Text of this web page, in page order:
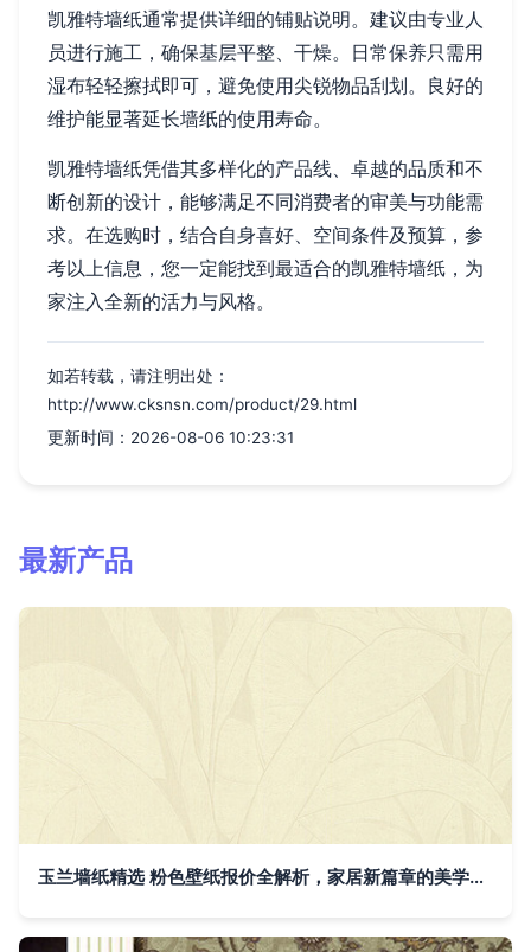
凯雅特墙纸通常提供详细的铺贴说明。建议由专业人
员进行施工，确保基层平整、干燥。日常保养只需用
湿布轻轻擦拭即可，避免使用尖锐物品刮划。良好的
维护能显著延长墙纸的使用寿命。
凯雅特墙纸凭借其多样化的产品线、卓越的品质和不
断创新的设计，能够满足不同消费者的审美与功能需
求。在选购时，结合自身喜好、空间条件及预算，参
考以上信息，您一定能找到最适合的凯雅特墙纸，为
家注入全新的活力与风格。
如若转载，请注明出处：
http://www.cksnsn.com/product/29.html
更新时间：2026-08-06 10:23:31
最新产品
玉兰墙纸精选 粉色壁纸报价全解析，家居新篇章的美学起点